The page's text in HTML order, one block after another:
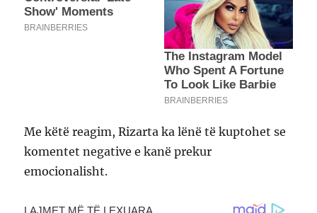
Me këtë reagim, Rizarta ka lënë të kuptohet se
komentet negative e kanë prekur
emocionalisht.